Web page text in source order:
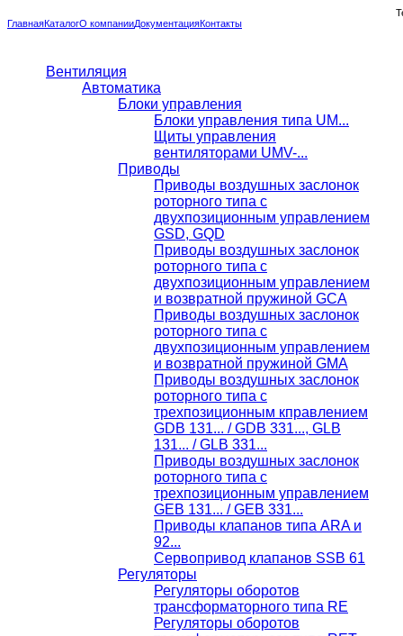
ГлавнаяКаталогО компанииДокументацияКонтакты
Вентиляция
Автоматика
Блоки управления
Блоки управления типа UM...
Щиты управления
вентиляторами UMV-...
Приводы
Приводы воздушных заслонок
роторного типа с
двухпозиционным управлением
GSD, GQD
Приводы воздушных заслонок
роторного типа с
двухпозиционным управлением
и возвратной пружиной GCA
Приводы воздушных заслонок
роторного типа с
двухпозиционным управлением
и возвратной пружиной GMA
Приводы воздушных заслонок
роторного типа с
трехпозиционным кправлением
GDB 131... / GDB 331..., GLB
131... / GLB 331...
Приводы воздушных заслонок
роторного типа с
трехпозиционным управлением
GEB 131... / GEB 331...
Приводы клапанов типа ARA и
92...
Сервопривод клапанов SSB 61
Регуляторы
Регуляторы оборотов
трансформаторного типа RE
Регуляторы оборотов